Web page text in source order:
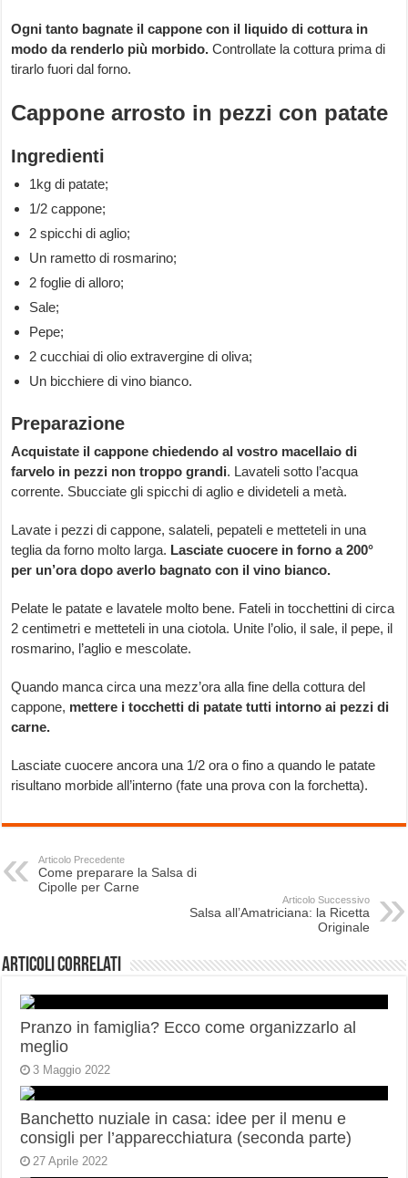
Ogni tanto bagnate il cappone con il liquido di cottura in
modo da renderlo più morbido. Controllate la cottura prima di
tirarlo fuori dal forno.
Cappone arrosto in pezzi con patate
Ingredienti
1kg di patate;
1/2 cappone;
2 spicchi di aglio;
Un rametto di rosmarino;
2 foglie di alloro;
Sale;
Pepe;
2 cucchiai di olio extravergine di oliva;
Un bicchiere di vino bianco.
Preparazione
Acquistate il cappone chiedendo al vostro macellaio di
farvelo in pezzi non troppo grandi. Lavateli sotto l’acqua
corrente. Sbucciate gli spicchi di aglio e divideteli a metà.
Lavate i pezzi di cappone, salateli, pepateli e metteteli in una
teglia da forno molto larga. Lasciate cuocere in forno a 200°
per un’ora dopo averlo bagnato con il vino bianco.
Pelate le patate e lavatele molto bene. Fateli in tocchettini di circa
2 centimetri e metteteli in una ciotola. Unite l’olio, il sale, il pepe, il
rosmarino, l’aglio e mescolate.
Quando manca circa una mezz’ora alla fine della cottura del
cappone, mettere i tocchetti di patate tutti intorno ai pezzi di
carne.
Lasciate cuocere ancora una 1/2 ora o fino a quando le patate
risultano morbide all’interno (fate una prova con la forchetta).
Articolo Precedente
Come preparare la Salsa di
Cipolle per Carne
Articolo Successivo
Salsa all’Amatriciana: la Ricetta
Originale
Articoli correlati
Pranzo in famiglia? Ecco come organizzarlo al
meglio
3 Maggio 2022
Banchetto nuziale in casa: idee per il menu e
consigli per l’apparecchiatura (seconda parte)
27 Aprile 2022